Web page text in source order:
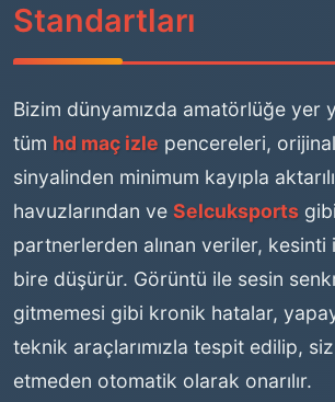
Standartları
Bizim dünyamızda amatörlüğe yer
tüm hd maç izle pencereleri, orijinal
sinyalinden minimum kayıpla
havuzlarından ve Selcuksports
partnerlerden alınan veriler, kesinti
bire düşürür. Görüntü ile sesin
gitmemesi gibi kronik hatalar,
teknik araçlarımızla tespit edilip,
etmeden otomatik olarak onarılır.